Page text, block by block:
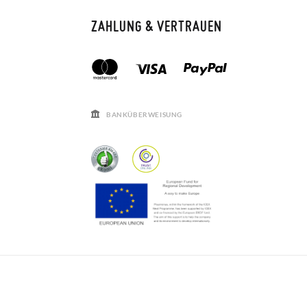
ZAHLUNG & VERTRAUEN
BANKÜBERWEISUNG